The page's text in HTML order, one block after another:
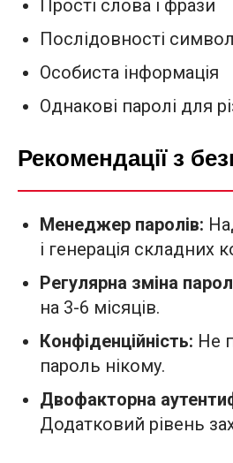
Прості слова і фрази
Послідовності
Особиста інформація
Однакові паролі для
Рекомендації з
Менеджер паролів:
і генерація складних
Регулярна зміна
на 3-6 місяців.
Конфіденційність: Не
пароль нікому.
Двофакторна
Додатковий рівень